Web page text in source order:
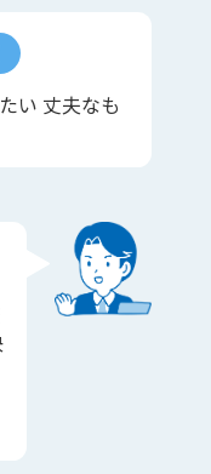
い 丈夫なも